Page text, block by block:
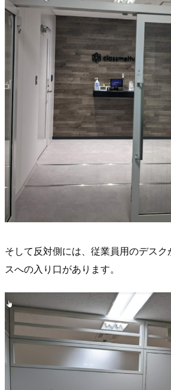
そして反対側には、従業員用のデス
スへの入り口があります。